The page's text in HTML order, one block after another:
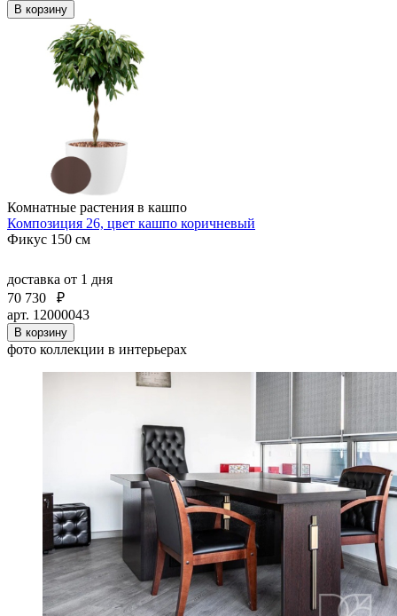
В корзину
Комнатные растения в кашпо
Композиция 26, цвет кашпо коричневый
Фикус 150 см
доставка от 1 дня
70 730
₽
арт. 12000043
В корзину
фото коллекции в интерьерах